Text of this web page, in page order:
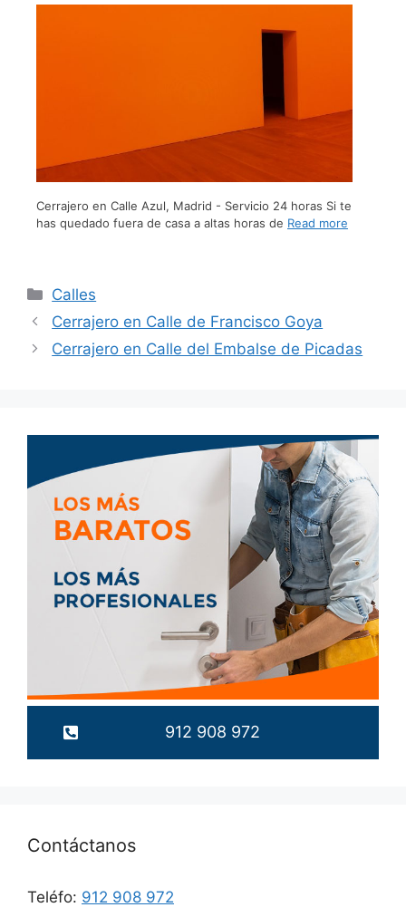
Cerrajero en Calle Azul, Madrid - Servicio 24 horas Si te
has quedado fuera de casa a altas horas de Read more
Calles
Cerrajero en Calle de Francisco Goya
Cerrajero en Calle del Embalse de Picadas
912 908 972
Contáctanos
Teléfo: 912 908 972